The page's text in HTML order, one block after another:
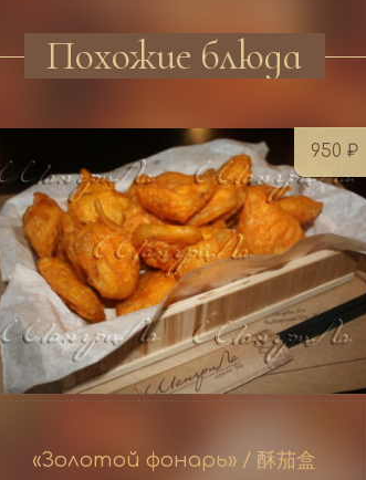
Похожие блюда
950 ₽
«Золотой фонарь» / 酥茄盒